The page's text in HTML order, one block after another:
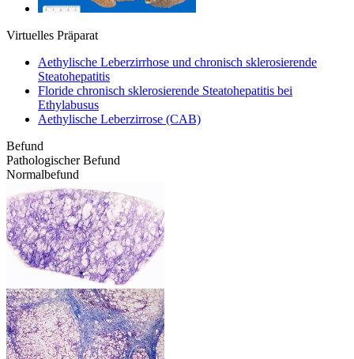
Virtuelles Präparat
Aethylische Leberzirrhose und chronisch sklerosierende
Steatohepatitis
Floride chronisch sklerosierende Steatohepatitis bei
Ethylabusus
Aethylische Leberzirrose (CAB)
Befund
Pathologischer Befund
Normalbefund